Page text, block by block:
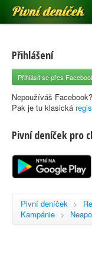
Pivní deníček
Pivní mapa
Pivní značky
Nápověda
Registrace
Přihlášení
Přihlásit se přes
Nepoužíváš Facebook?
Pak je tu klasická
Pivní deníček pro
Pivní deníček >
Kampánie >